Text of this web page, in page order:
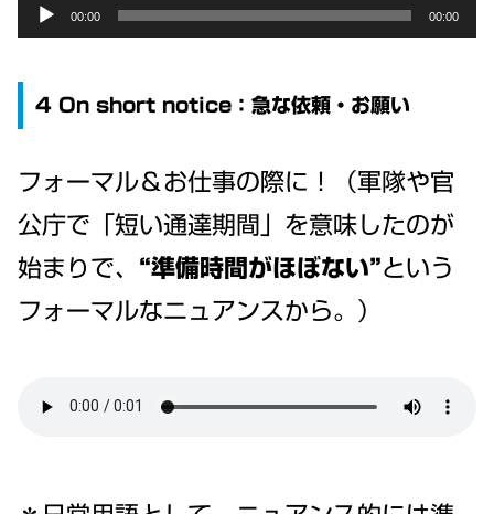
Audio
00:00 00:00
4 On short notice：急な依頼・お願い
フォーマル＆お仕事の際に！（軍隊や官
公庁で「短い通達期間」を意味したのが
始まりで、 “準備時間がほぼない”という
フォーマルなニュアンスから。）